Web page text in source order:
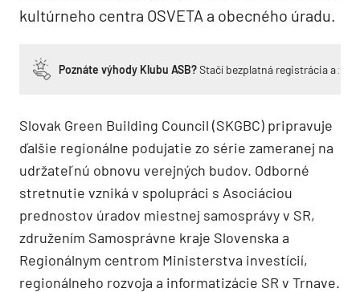
kultúrneho centra OSVETA a obecného úradu.
Poznáte výhody Klubu ASB?Stačí bezplatná registrácia a
Slovak Green Building Council (SKGBC) pripravuje
ďalšie regionálne podujatie zo série zameranej na
udržateľnú obnovu verejných budov. Odborné
stretnutie vzniká v spolupráci s Asociáciou
prednostov úradov miestnej samosprávy v SR,
združením Samosprávne kraje Slovenska a
Regionálnym centrom Ministerstva investícií,
regionálneho rozvoja a informatizácie SR v Trnave.